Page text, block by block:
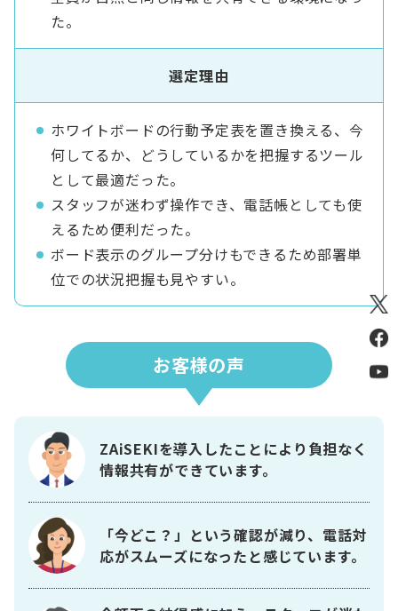
た。
選定理由
ホワイトボードの行動予定表を置き換える、今
何してるか、どうしているかを把握するツール
として最適だった。
スタッフが迷わず操作でき、電話帳としても使
えるため便利だった。
ボード表示のグループ分けもできるため部署単
位での状況把握も見やすい。
お客様の声
ZAiSEKIを導入したことにより負担なく
情報共有ができています。
「今どこ？」という確認が減り、電話対
応がスムーズになったと感じています。